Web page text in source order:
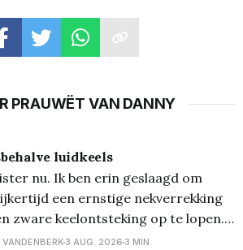
PRAUWËT VAN DANNY
luidkeels
nu. Ik ben erin geslaagd om
een ernstige nekverrekking
zware keelontsteking op te lopen.
hun specifieke, totaal niet
VANDENBERK 3 AUG. 2026 3 MIN